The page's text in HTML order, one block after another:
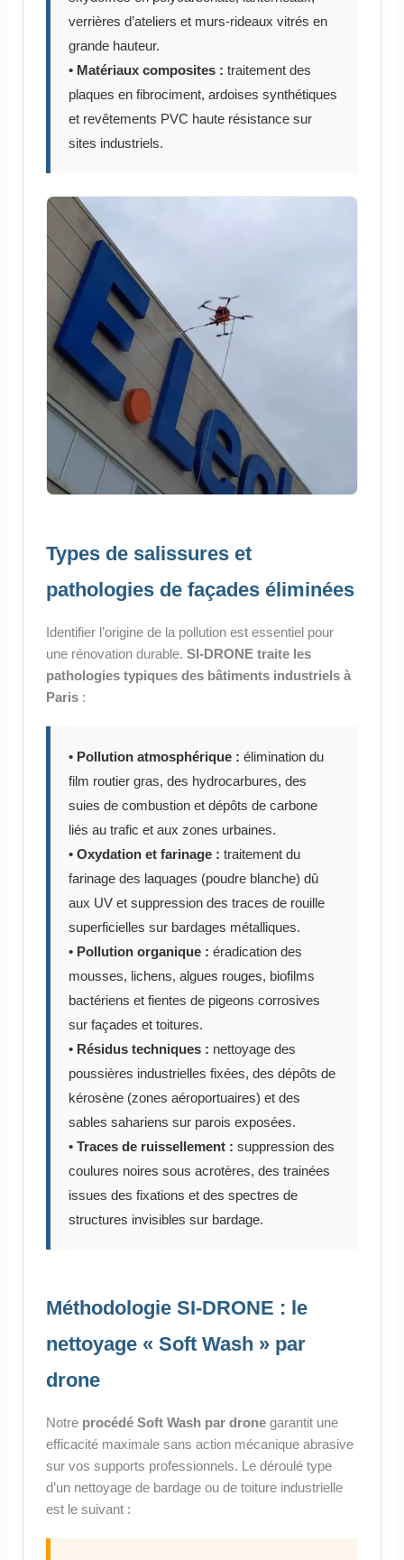
verrières d’ateliers et murs-rideaux vitrés en
grande hauteur.
• Matériaux composites : traitement des
plaques en fibrociment, ardoises synthétiques
et revêtements PVC haute résistance sur
sites industriels.
Types de salissures et
pathologies de façades éliminées
Identifier l’origine de la pollution est essentiel pour
une rénovation durable. SI-DRONE traite les
pathologies typiques des bâtiments industriels à
Paris:
• Pollution atmosphérique : élimination du
film routier gras, des hydrocarbures, des
suies de combustion et dépôts de carbone
liés au trafic et aux zones urbaines.
• Oxydation et farinage : traitement du
farinage des laquages (poudre blanche) dû
aux UV et suppression des traces de rouille
superficielles sur bardages métalliques.
• Pollution organique : éradication des
mousses, lichens, algues rouges, biofilms
bactériens et fientes de pigeons corrosives
sur façades et toitures.
• Résidus techniques : nettoyage des
poussières industrielles fixées, des dépôts de
kérosène (zones aéroportuaires) et des
sables sahariens sur parois exposées.
• Traces de ruissellement : suppression des
coulures noires sous acrotères, des trainées
issues des fixations et des spectres de
structures invisibles sur bardage.
Méthodologie SI-DRONE : le
nettoyage « Soft Wash » par
drone
Notre procédé Soft Wash par dronegarantit une
efficacité maximale sans action mécanique abrasive
sur vos supports professionnels. Le déroulé type
d’un nettoyage de bardage ou de toiture industrielle
est le suivant :